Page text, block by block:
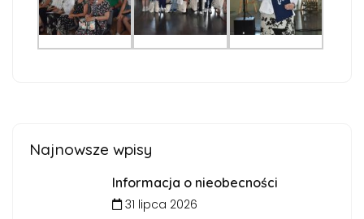
Najnowsze wpisy
Informacja o nieobecności
31 lipca 2026